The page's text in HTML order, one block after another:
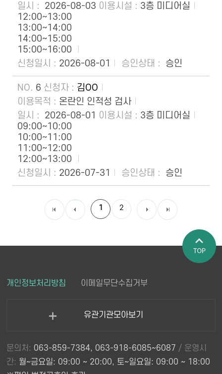
2026-08-03
12:00~13:00
13:00~14:00
14:00~15:00
15:00~16:00
3층 미디어실
2026-08-01 승인
6
김OO
온란인 인적성 검사
2026-08-01
09:00~10:00
10:00~11:00
11:00~12:00
12:00~13:00
3층 미디어실
2026-07-31 승인
1
2
개인정보처리방침 이메일무단수집거부
유관기관모아보기
문의처: 063-859-7384, 063-918-6085~6087 / 운영시
간: 월~금요일: 09:00 ~ 20:00, 토~일요일: 09:00 ~ 18:00